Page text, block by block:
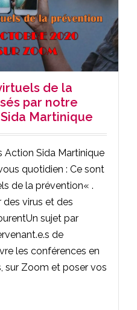
de la
par notre
Martinique
Action Sida Martinique
quotidien : Ce sont
de la prévention« .
virus et des
sujet par
de
les conférences en
sur Zoom et poser vos